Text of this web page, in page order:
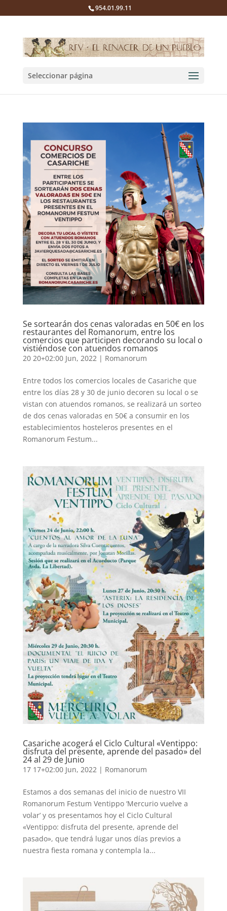
954.01.99.11
Seleccionar página
Se sortearán dos cenas valoradas en 50€ en los
restaurantes del Romanorum, entre los
comercios que participen decorando su local o
vistiéndose con atuendos romanos
20 20+02:00 Jun, 2022| Romanorum
Entre todos los comercios locales de Casariche que
entre los días 28 y 30 de junio decoren su local o se
vistan con atuendos romanos, se realizará un sorteo
de dos cenas valoradas en 50€ a consumir en los
establecimientos hosteleros presentes en el
Romanorum Festum...
Casariche acogerá el Ciclo Cultural «Ventippo:
disfruta del presente, aprende del pasado» del
24 al 29 de Junio
17 17+02:00 Jun, 2022| Romanorum
Estamos a dos semanas del inicio de nuestro VII
Romanorum Festum Ventippo ‘Mercurio vuelve a
volar’ y os presentamos hoy el Ciclo Cultural
«Ventippo: disfruta del presente, aprende del
pasado», que tendrá lugar unos días previos a
nuestra fiesta romana y contempla la...